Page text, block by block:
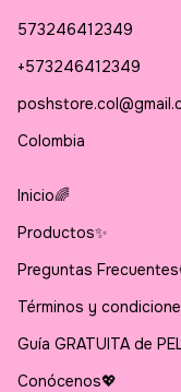
573246412349
+573246412349
Colombia
Inicio🌈
Productos✨
Preguntas
Términos y
Guía GRATUITA de
Conócenos💖